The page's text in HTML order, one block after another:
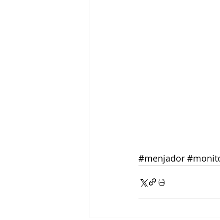
#menjador